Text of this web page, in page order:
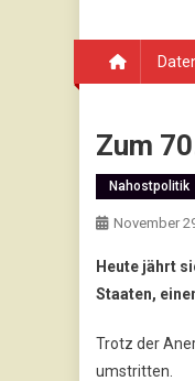
Zum
Nahostpolitik
November
Heute jährt
Staaten,
Trotz der
umstritten.